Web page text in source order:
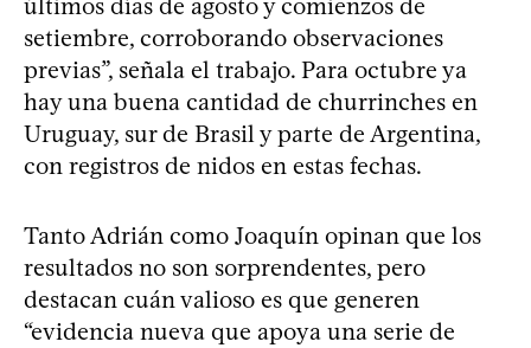
últimos días de agosto y comienzos de
setiembre, corroborando observaciones
previas”, señala el trabajo. Para octubre ya
hay una buena cantidad de churrinches en
Uruguay, sur de Brasil y parte de Argentina,
con registros de nidos en estas fechas.
Tanto Adrián como Joaquín opinan que los
resultados no son sorprendentes, pero
destacan cuán valioso es que generen
“evidencia nueva que apoya una serie de